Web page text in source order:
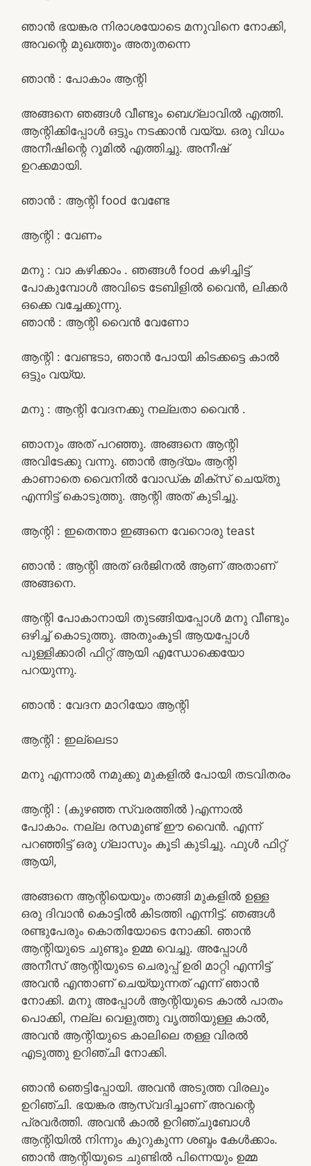
ഞാൻ ഭയങ്കര നിരാശയോടെ മനുവിനെ നോക്കി,
അവന്റെ മുഖത്തും അതുതന്നെ
ഞാൻ : പോകാം ആന്റി
അങ്ങനെ ഞങ്ങൾ വീണ്ടും ബെഗ്ലാവിൽ എത്തി.
ആന്റിക്കിപ്പോൾ ഒട്ടും നടക്കാൻ വയ്യ. ഒരു വിധം
അനീഷിന്റെ റൂമിൽ എത്തിച്ചു. അനീഷ്
ഉറക്കമായി.
ഞാൻ : ആന്റി food വേണ്ടേ
ആന്റി : വേണം
മനു : വാ കഴിക്കാം . ഞങ്ങൾ food കഴിച്ചിട്ട്
പോകുമ്പോൾ അവിടെ ടേബിളിൽ വൈൻ, ലിക്കർ
ഒക്കെ വച്ചേക്കുന്നു.
ഞാൻ : ആന്റി വൈൻ വേണോ
ആന്റി : വേണ്ടടാ, ഞാൻ പോയി കിടക്കട്ടെ കാൽ
ഒട്ടും വയ്യ.
മനു : ആന്റി വേദനക്കു നല്ലതാ വൈൻ .
ഞാനും അത് പറഞ്ഞു. അങ്ങനെ ആന്റി
അവിടേക്കു വന്നു. ഞാൻ ആദ്യം ആന്റി
കാണാതെ വൈനിൽ വോഡ്ക മിക്സ്‌ ചെയ്തു
എന്നിട്ട് കൊടുത്തു. ആന്റി അത് കുടിച്ചു.
ആന്റി : ഇതെന്താ ഇങ്ങനെ വേറൊരു teast
ഞാൻ : ആന്റി അത് ഒർജിനൽ ആണ് അതാണ്
അങ്ങനെ.
ആന്റി പോകാനായി തുടങ്ങിയപ്പോൾ മനു വീണ്ടും
ഒഴിച്ച് കൊടുത്തു. അതുംകൂടി ആയപ്പോൾ
പുള്ളിക്കാരി ഫിറ്റ്‌ ആയി എന്ധോക്കെയോ
പറയുന്നു.
ഞാൻ : വേദന മാറിയോ ആന്റി
ആന്റി : ഇല്ലെടാ
മനു എന്നാൽ നമുക്കു മുകളിൽ പോയി തടവിതരം
ആന്റി : (കുഴഞ്ഞ സ്വരത്തിൽ )എന്നാൽ
പോകാം. നല്ല രസമുണ്ട് ഈ വൈൻ. എന്ന്
പറഞ്ഞിട്ട് ഒരു ഗ്ലാസും കൂടി കുടിച്ചു. ഫുൾ ഫിറ്റ്‌
ആയി,
അങ്ങനെ ആന്റിയെയും താങ്ങി മുകളിൽ ഉള്ള
ഒരു ദിവാൻ കൊട്ടിൽ കിടത്തി എന്നിട്ട്. ഞങ്ങൾ
രണ്ടുപേരും കൊതിയോടെ നോക്കി. ഞാൻ
ആന്റിയുടെ ചുണ്ടും ഉമ്മ വെച്ചു. അപ്പോൾ
അനീസ് ആന്റിയുടെ ചെരുപ്പ് ഉരി മാറ്റി എന്നിട്ട്
അവൻ എന്താണ് ചെയ്യുന്നത് എന്ന് ഞാൻ
നോക്കി. മനു അപ്പോൾ ആന്റിയുടെ കാൽ പാതം
പൊക്കി, നല്ല വെളുത്തു വൃത്തിയുള്ള കാൽ,
അവൻ ആന്റിയുടെ കാലിലെ തള്ള വിരൽ
എടുത്തു ഉറിഞ്ചി നോക്കി.
ഞാൻ ഞെട്ടിപ്പോയി. അവൻ അടുത്ത വിരലും
ഉറിഞ്ചി. ഭയങ്കര ആസ്വദിച്ചാണ് അവന്റെ
പ്രവർത്തി. അവൻ കാൽ ഉറിഞ്ചുബോൾ
ആന്റിയിൽ നിന്നും കുറുകുന്ന ശബ്ദം കേൾക്കാം.
ഞാൻ ആന്റിയുടെ ചുണ്ടിൽ പിന്നെയും ഉമ്മ